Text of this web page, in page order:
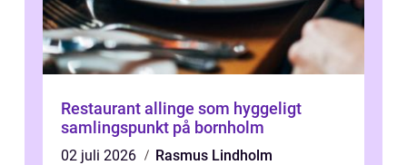
Restaurant allinge som hyggeligt
samlingspunkt på bornholm
02 juli 2026
Rasmus Lindholm